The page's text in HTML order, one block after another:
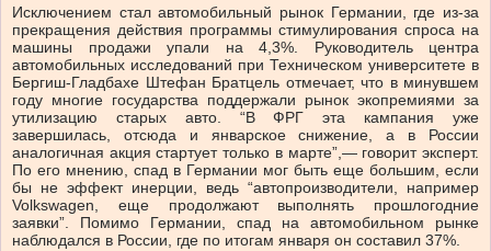
Исключением стал автомобильный рынок Германии, где из-за
прекращения действия программы стимулирования спроса на
машины продажи упали на 4,3%. Руководитель центра
автомобильных исследований при Техническом университете в
Бергиш-Гладбахе Штефан Братцель отмечает, что в минувшем
году многие государства поддержали рынок экопремиями за
утилизацию старых авто. “В ФРГ эта кампания уже
завершилась, отсюда и январское снижение, а в России
аналогичная акция стартует только в марте”,— говорит эксперт.
По его мнению, спад в Германии мог быть еще большим, если
бы не эффект инерции, ведь “автопроизводители, например
Volkswagen, еще продолжают выполнять прошлогодние
заявки”. Помимо Германии, спад на автомобильном рынке
наблюдался в России, где по итогам января он составил 37%.